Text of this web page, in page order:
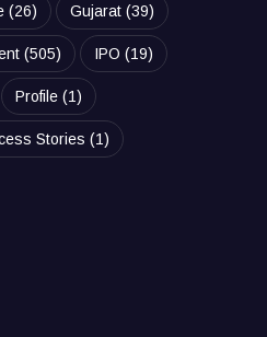
(26) Gujarat (39)
(505) IPO (19)
Profile (1)
Stories (1)